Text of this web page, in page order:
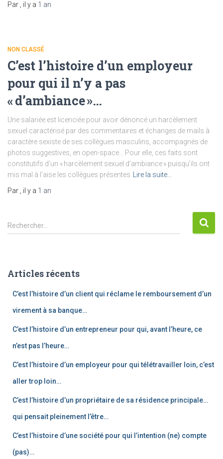
Par
, il y a 1 an
NON CLASSÉ
C’est l’histoire d’un employeur
pour qui il n’y a pas
« d’ambiance »…
Une salariée est licenciée pour avoir dénoncé un harcèlement
sexuel caractérisé par des commentaires et échanges de mails à
caractère sexiste de ses collègues masculins, accompagnés de
photos suggestives, en open-space… Pour elle, ces faits sont
constitutifs d’un « harcèlement sexuel d’ambiance » puisqu’ils ont
mis mal à l’aise les collègues présentes
Lire la suite…
Par
, il y a 1 an
R
e
r
Rechercher…
Articles récents
C’est l’histoire d’un client qui réclame le remboursement d’un
virement à sa banque…
C’est l’histoire d’un entrepreneur pour qui, avant l’heure, ce
n’est pas l’heure…
C’est l’histoire d’un employeur pour qui télétravailler loin, c’est
aller trop loin…
C’est l’histoire d’un propriétaire de sa résidence principale…
qui pensait pleinement l’être…
C’est l’histoire d’une société pour qui l’intention (ne) compte
(pas)…